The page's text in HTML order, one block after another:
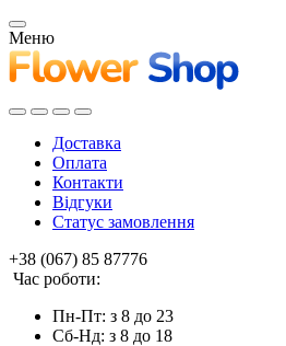
Меню
Доставка
Оплата
Контакти
Відгуки
Статус замовлення
+38 (067) 85 87776
Час роботи:
Пн-Пт: з 8 до 23
Сб-Нд: з 8 до 18